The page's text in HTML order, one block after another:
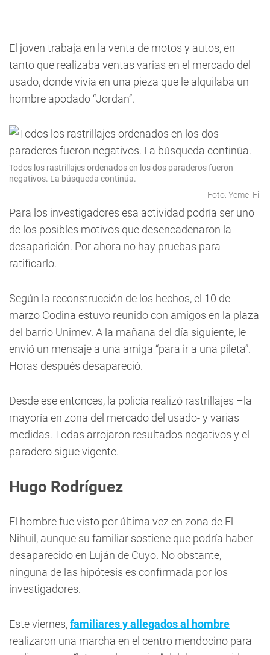
El joven trabaja en la venta de motos y autos, en
tanto que realizaba ventas varias en el mercado del
usado, donde vivía en una pieza que le alquilaba un
hombre apodado “Jordan”.
Todos los rastrillajes ordenados en los dos paraderos fueron
negativos. La búsqueda continúa.
Foto: Yemel Fil
Para los investigadores esa actividad podría ser uno
de los posibles motivos que desencadenaron la
desaparición. Por ahora no hay pruebas para
ratificarlo.
Según la reconstrucción de los hechos, el 10 de
marzo Codina estuvo reunido con amigos en la plaza
del barrio Unimev. A la mañana del día siguiente, le
envió un mensaje a una amiga “para ir a una pileta”.
Horas después desapareció.
Desde ese entonces, la policía realizó rastrillajes –la
mayoría en zona del mercado del usado- y varias
medidas. Todas arrojaron resultados negativos y el
paradero sigue vigente.
Hugo Rodríguez
El hombre fue visto por última vez en zona de El
Nihuil, aunque su familiar sostiene que podría haber
desaparecido en Luján de Cuyo. No obstante,
ninguna de las hipótesis es confirmada por los
investigadores.
Este viernes,familiares y allegados al hombre
realizaron una marcha en el centro mendocino para